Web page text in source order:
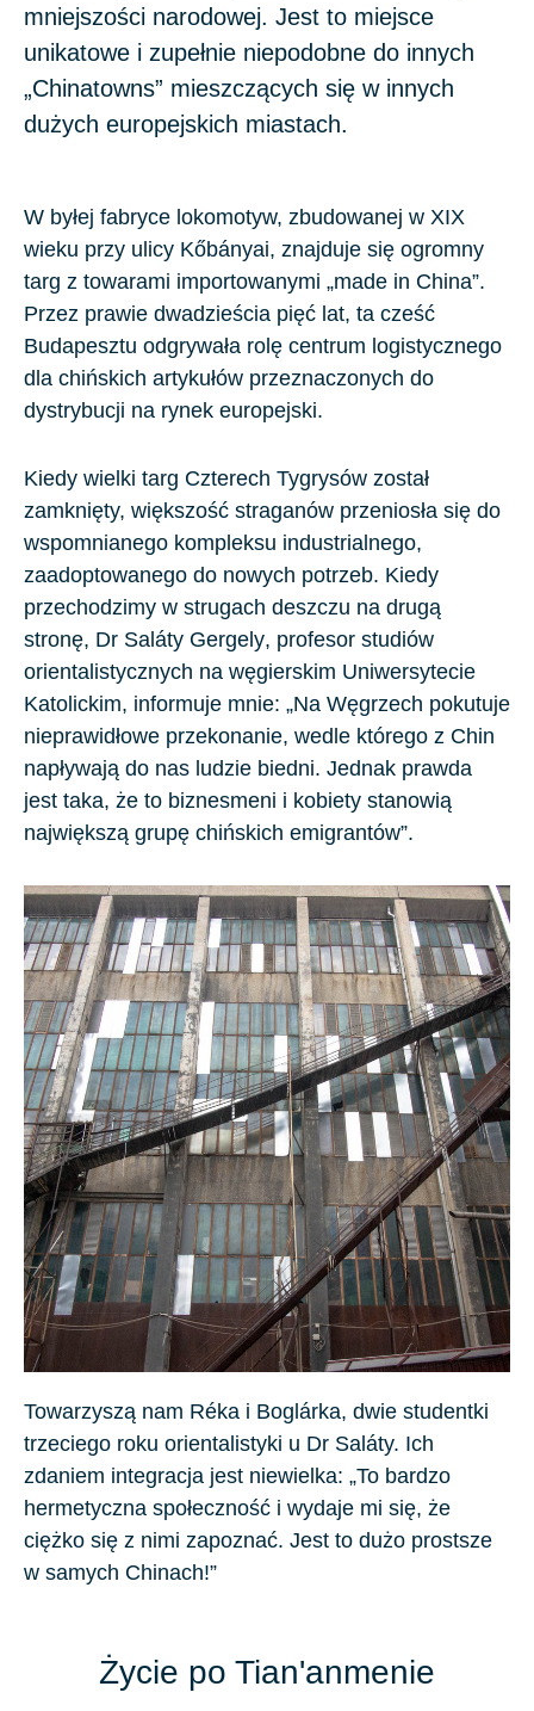
mniejszości narodowej. Jest to miejsce
unikatowe i zupełnie niepodobne do innych
„Chinatowns” mieszczących się w innych
dużych europejskich miastach.
W byłej fabryce lokomotyw, zbudowanej w XIX
wieku przy ulicy Kőbányai, znajduje się ogromny
targ z towarami importowanymi „made in China”.
Przez prawie dwadzieścia pięć lat, ta cześć
Budapesztu odgrywała rolę centrum logistycznego
dla chińskich artykułów przeznaczonych do
dystrybucji na rynek europejski.
Kiedy wielki targ Czterech Tygrysów został
zamknięty, większość straganów przeniosła się do
wspomnianego kompleksu industrialnego,
zaadoptowanego do nowych potrzeb. Kiedy
przechodzimy w strugach deszczu na drugą
stronę, Dr Saláty Gergely, profesor studiów
orientalistycznych na węgierskim Uniwersytecie
Katolickim, informuje mnie: „Na Węgrzech pokutuje
nieprawidłowe przekonanie, wedle którego z Chin
napływają do nas ludzie biedni. Jednak prawda
jest taka, że to biznesmeni i kobiety stanowią
największą grupę chińskich emigrantów”.
Towarzyszą nam Réka i Boglárka, dwie studentki
trzeciego roku orientalistyki u Dr Saláty. Ich
zdaniem integracja jest niewielka: „To bardzo
hermetyczna społeczność i wydaje mi się, że
ciężko się z nimi zapoznać. Jest to dużo prostsze
w samych Chinach!”
Życie po Tian'anmenie